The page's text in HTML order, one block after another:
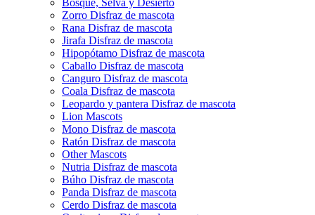
Bosque, Selva y Desierto
Zorro Disfraz de mascota
Rana Disfraz de mascota
Jirafa Disfraz de mascota
Hipopótamo Disfraz de mascota
Caballo Disfraz de mascota
Canguro Disfraz de mascota
Coala Disfraz de mascota
Leopardo y pantera Disfraz de mascota
Lion Mascots
Mono Disfraz de mascota
Ratón Disfraz de mascota
Other Mascots
Nutria Disfraz de mascota
Búho Disfraz de mascota
Panda Disfraz de mascota
Cerdo Disfraz de mascota